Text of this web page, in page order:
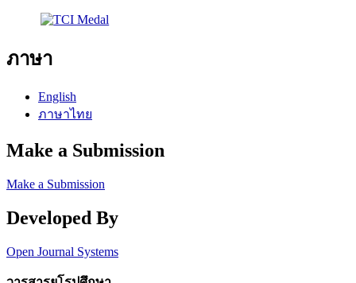
ภาษา
English
ภาษาไทย
Make a Submission
Make a Submission
Developed By
Open Journal Systems